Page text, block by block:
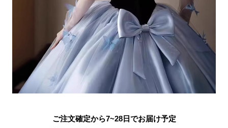
ご注文確定から7~28日でお届け予定